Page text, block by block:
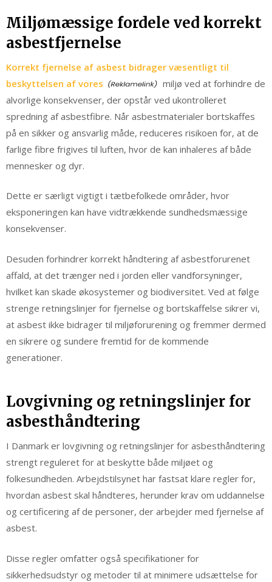
Miljømæssige fordele ved korrekt
asbestfjernelse
Korrekt fjernelse af asbest bidrager væsentligt til
beskyttelsen af vores
miljø ved at forhindre de
alvorlige konsekvenser, der opstår ved ukontrolleret
spredning af asbestfibre. Når asbestmaterialer bortskaffes
på en sikker og ansvarlig måde, reduceres risikoen for, at de
farlige fibre frigives til luften, hvor de kan inhaleres af både
mennesker og dyr.
Dette er særligt vigtigt i tætbefolkede områder, hvor
eksponeringen kan have vidtrækkende sundhedsmæssige
konsekvenser.
Desuden forhindrer korrekt håndtering af asbestforurenet
affald, at det trænger ned i jorden eller vandforsyninger,
hvilket kan skade økosystemer og biodiversitet. Ved at følge
strenge retningslinjer for fjernelse og bortskaffelse sikrer vi,
at asbest ikke bidrager til miljøforurening og fremmer dermed
en sikrere og sundere fremtid for de kommende
generationer.
Lovgivning og retningslinjer for
asbesthåndtering
I Danmark er lovgivning og retningslinjer for asbesthåndtering
strengt reguleret for at beskytte både miljøet og
folkesundheden. Arbejdstilsynet har fastsat klare regler for,
hvordan asbest skal håndteres, herunder krav om uddannelse
og certificering af de personer, der arbejder med fjernelse af
asbest.
Disse regler omfatter også specifikationer for
sikkerhedsudstyr og metoder til at minimere udsættelse for